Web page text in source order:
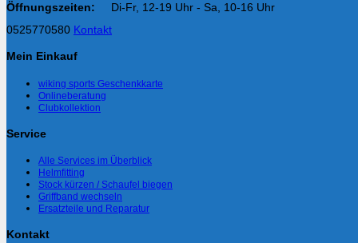
Öffnungszeiten:
Di-Fr, 12-19 Uhr - Sa, 10-16 Uhr
0525770580 Kontakt
Mein Einkauf
wiking sports Geschenkkarte
Onlineberatung
Clubkollektion
Service
Alle Services im Überblick
Helmfitting
Stock kürzen / Schaufel biegen
Griffband wechseln
Ersatzteile und Reparatur
Kontakt